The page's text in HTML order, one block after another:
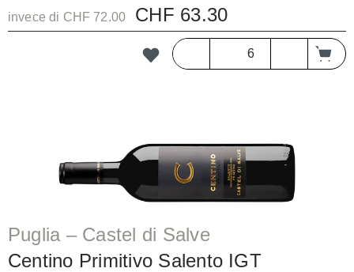
invece di CHF 72.00
CHF 63.30
Puglia – Castel di Salve
Centino Primitivo Salento IGT